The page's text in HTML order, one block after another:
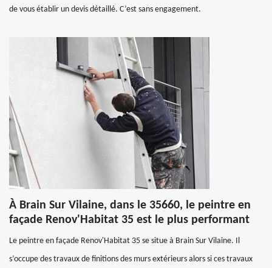
de vous établir un devis détaillé. C’est sans engagement.
À Brain Sur Vilaine, dans le 35660, le peintre en
façade Renov'Habitat 35 est le plus performant
Le peintre en façade Renov'Habitat 35 se situe à Brain Sur Vilaine. Il
s’occupe des travaux de finitions des murs extérieurs alors si ces travaux